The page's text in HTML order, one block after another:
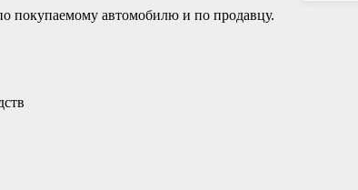
покупаемому автомобилю и по продавцу.